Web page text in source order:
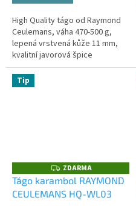
High Quality tágo od Raymond
Ceulemans, váha 470-500 g,
lepená vrstvená kůže 11 mm,
kvalitní javorová špice
Tip
Z
D
A
R
ZDARMA
Tágo karambol RAYMOND
CEULEMANS HQ-WL03